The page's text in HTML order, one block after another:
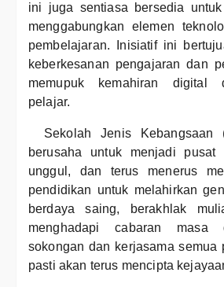
ini juga sentiasa bersedia
menggabungkan elemen
pembelajaran. Inisiatif ini
keberkesanan pengajaran dan
memupuk kemahiran digital
pelajar.
Sekolah Jenis Kebangsaan
berusaha untuk menjadi pusat
unggul, dan terus menerus
pendidikan untuk melahirkan
berdaya saing, berakhlak
menghadapi cabaran masa
sokongan dan kerjasama semua
pasti akan terus mencipta